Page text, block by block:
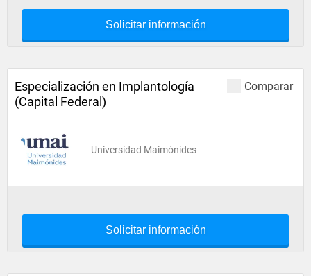
Solicitar información
Comparar
Especialización en Implantología
(Capital Federal)
Universidad Maimónides
Solicitar información